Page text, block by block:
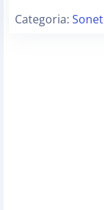
Categoria: